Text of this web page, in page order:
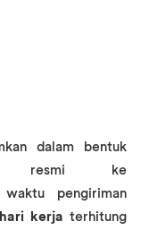
dalam bentuk
resmi ke
pengiriman
kerja terhitung